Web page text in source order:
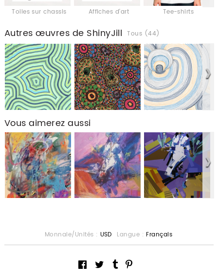
Toiles sur chassis Affiches d'art Tee-shirts
Autres œuvres de ShinyJill Tous (44)
Vous aimerez aussi
Monnaie/Unités : USD Langue : Français